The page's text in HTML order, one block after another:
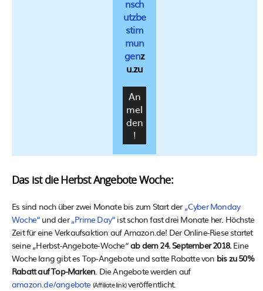
nsch
utzbe
stim
mun
genz
u.zu
Das ist die Herbst Angebote Woche:
Es sind noch über zwei Monate bis zum Start der „Cyber Monday
Woche“ und der„Prime Day“ ist schon fast drei Monate her. Höchste
Zeit für eine Verkaufsaktion auf Amazon.de! Der Online-Riese startet
seine „Herbst-Angebote-Woche“ab dem 24. September 2018.Eine
Woche lang gibt es Top-Angebote und satte Rabatte von bis zu 50%
Rabatt auf Top-Marken. Die Angebote werden auf
amazon.de/angebote (Affiliate link)veröffentlicht.